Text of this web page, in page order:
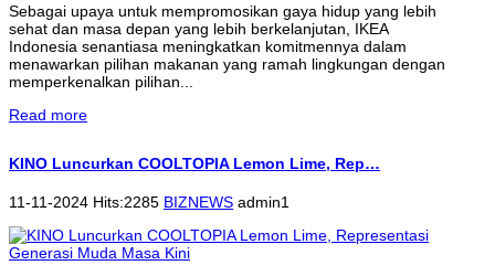
Sebagai upaya untuk mempromosikan gaya hidup yang lebih
sehat dan masa depan yang lebih berkelanjutan, IKEA
Indonesia senantiasa meningkatkan komitmennya dalam
menawarkan pilihan makanan yang ramah lingkungan dengan
memperkenalkan pilihan...
Read more
KINO Luncurkan COOLTOPIA Lemon Lime, Rep…
11-11-2024 Hits:2285 BIZNEWS admin1